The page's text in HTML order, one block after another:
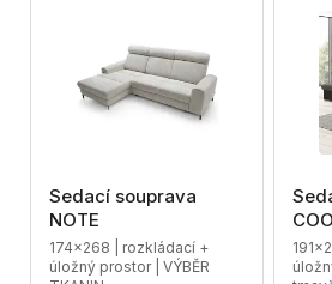
Sedací souprava
NOTE
174x268 | rozkládací +
úložný prostor | VÝBĚR